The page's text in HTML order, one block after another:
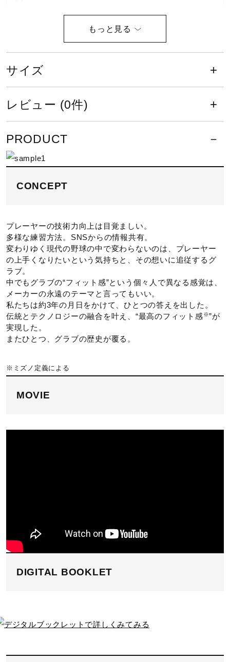
日本製
ポジション
投手用
ミズノプログラブ袋付、1個箱入り
発売シーズン
サイズ
レビュー (0件)
PRODUCT
CONCEPT
プレーヤーの技術力向上は目覚ましい。
多様な練習方法。SNSからの情報共有。
変わりゆく現代の野球の中で変わらないのは、プレーヤー
の上手くなりたいという気持ちと、その想いに追従するグ
ラブ。
中でもグラブの“フィット感”という個々人で異なる感覚は、
メーカーの永遠のテーマと言ってもいい。
私たちは約3年の月日をかけて、ひとつの答えを出した。
伝統とテクノロジーの融合を叶え、“最高のフィット感※”が
実現した。
またひとつ、グラブの歴史が覆る。
※ミズノ定義による
MOVIE
DIGITAL BOOKLET